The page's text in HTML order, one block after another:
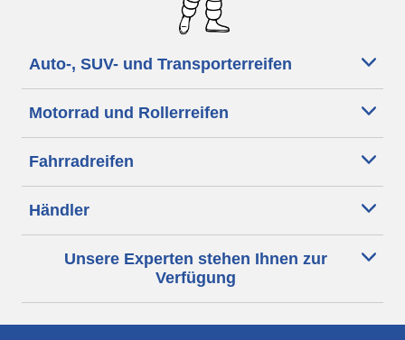
Auto-, SUV- und Transporterreifen
Motorrad und Rollerreifen
Fahrradreifen
Händler
Unsere Experten stehen Ihnen zur
Verfügung